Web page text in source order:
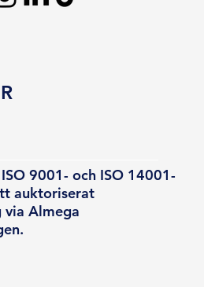
9001- och ISO 14001-
auktoriserat
Almega